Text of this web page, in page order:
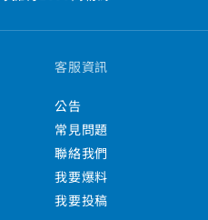
客服資訊
公告
常見問題
聯絡我們
我要爆料
我要投稿